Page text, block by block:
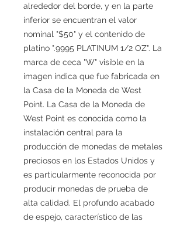
alrededor del borde, y en la parte
inferior se encuentran el valor
nominal "$50" y el contenido de
platino ".9995 PLATINUM 1/2 OZ". La
marca de ceca "W" visible en la
imagen indica que fue fabricada en
la Casa de la Moneda de West
Point. La Casa de la Moneda de
West Point es conocida como la
instalación central para la
producción de monedas de metales
preciosos en los Estados Unidos y
es particularmente reconocida por
producir monedas de prueba de
alta calidad. El profundo acabado
de espejo, característico de las